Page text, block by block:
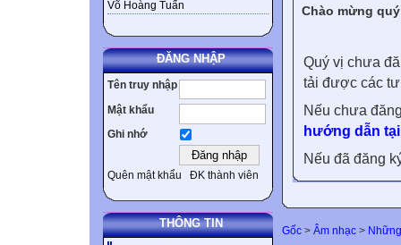
Võ Hoàng Tuấn
ĐĂNG NHẬP
Tên truy nhập
Mật khẩu
Ghi nhớ
Quên mật khẩu ĐK thành viên
THÔNG TIN
Chào mừng
Quý vị chưa
tải được các
Nếu chưa
hướng dẫn
Nếu đã đăng
Gốc > Âm nhạc >